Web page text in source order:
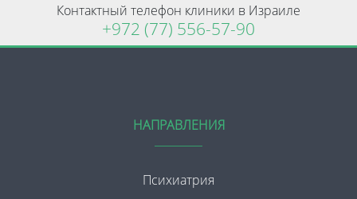
Контактный телефон клиники в Израиле
+972 (77) 556-57-90
НАПРАВЛЕНИЯ
Психиатрия